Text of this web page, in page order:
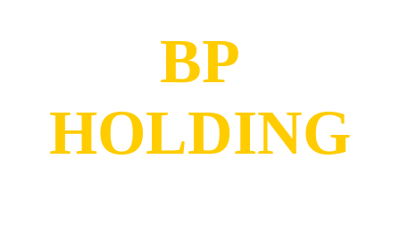
BP
HOLDING